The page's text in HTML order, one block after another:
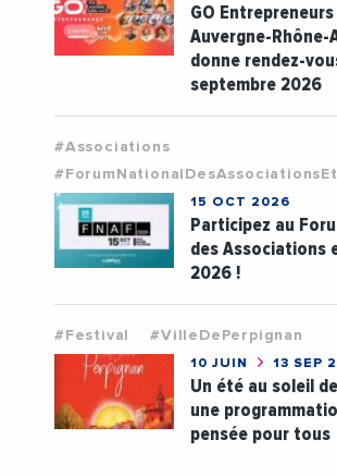
GO Entrepreneurs
Auvergne-Rhône-
donne rendez-
septembre 2026
#Associations
15 OCT 2026
Participez au
des Associations
2026 !
#Festival #VilleDePerpignan
10 JUIN 13 SEP
Un été au soleil
une
pensée pour tous